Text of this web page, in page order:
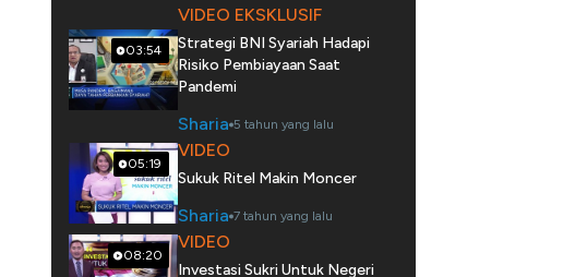
03:54
VIDEO EKSKLUSIF
Strategi BNI Syariah Hadapi
Risiko Pembiayaan Saat
Pandemi
Sharia 5 tahun yang lalu
05:19
VIDEO
Sukuk Ritel Makin Moncer
Sharia 7 tahun yang lalu
08:20
VIDEO
Investasi Sukri Untuk Negeri